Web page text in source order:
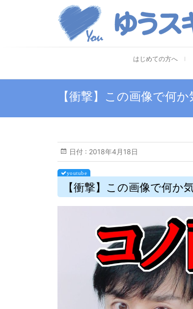
はじめての方へ
【衝撃】この画像で何
日付 : 2018年4月18日
【衝撃】この画像で何か